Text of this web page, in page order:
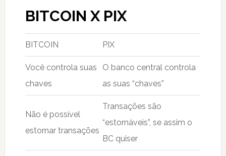
BITCOIN X PIX
BITCOIN PIX
Você controla suas
chaves
O banco central controla
as suas “chaves”
Não é possível
estornar transações
Transações são
“estornáveis”, se assim o
BC quiser